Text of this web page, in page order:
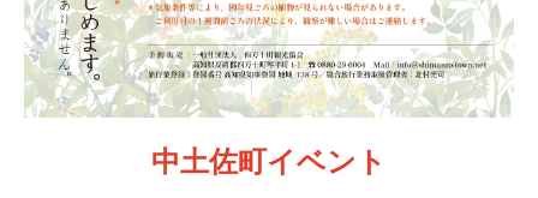
中土佐町イベント